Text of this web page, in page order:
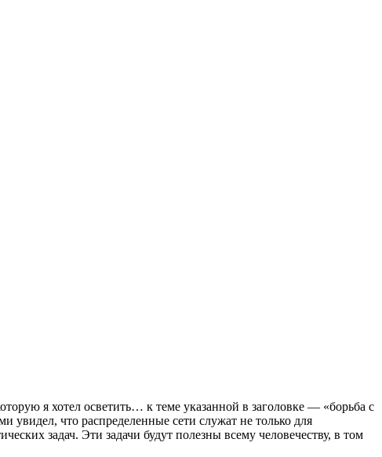
я хотел осветить… к теме указанной в заголовке — «борьба с
увидел, что распределенные сети служат не только для
задач. Эти задачи будут полезны всему человечеству, в том